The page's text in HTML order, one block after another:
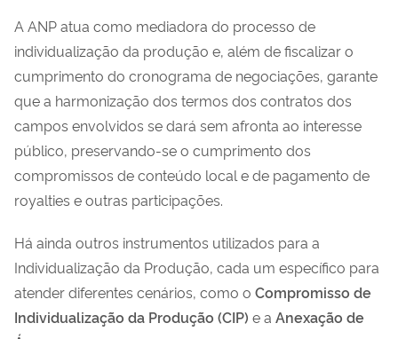
A ANP atua como mediadora do processo de
individualização da produção e, além de fiscalizar o
cumprimento do cronograma de negociações, garante
que a harmonização dos termos dos contratos dos
campos envolvidos se dará sem afronta ao interesse
público, preservando-se o cumprimento dos
compromissos de conteúdo local e de pagamento de
royalties e outras participações.
Há ainda outros instrumentos utilizados para a
Individualização da Produção, cada um específico para
atender diferentes cenários, como o Compromisso de
Individualização da Produção (CIP) e a Anexação de